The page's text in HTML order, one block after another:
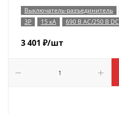
Выключатель-разъединитель
3P
15 кА 690 В AC/250 В DC
3 401 ₽/шт